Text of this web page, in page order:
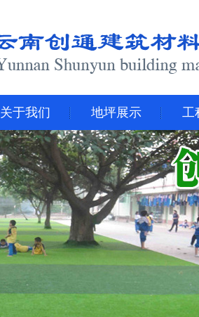
关于我们 地坪展示 工